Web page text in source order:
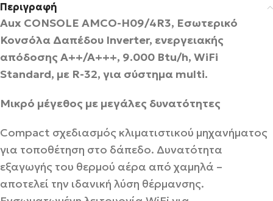
Περιγραφή
Aux CONSOLE AMCO-H09/4R3, Εσωτερικό
Κονσόλα Δαπέδου Inverter, ενεργειακής
απόδοσης A++/A+++, 9.000 Btu/h, WiFi
Standard, με R-32, για σύστημα multi.
Μικρό μέγεθος με μεγάλες δυνατότητες
Compact σχεδιασμός κλιματιστικού μηχανήματος
για τοποθέτηση στο δάπεδο. Δυνατότητα
εξαγωγής του θερμού αέρα από χαμηλά –
αποτελεί την ιδανική λύση θέρμανσης.